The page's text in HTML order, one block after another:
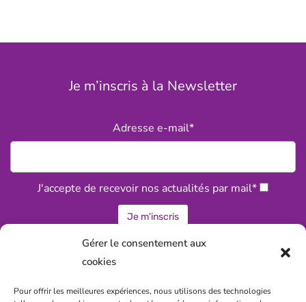
Gérer le consentement aux
cookies
Pour offrir les meilleures expériences, nous utilisons des technologies
Je m’inscris à la Newsletter
Adresse e-mail*
J'accepte de recevoir nos actualités par mail*
Statuts associatifs de la CPTS